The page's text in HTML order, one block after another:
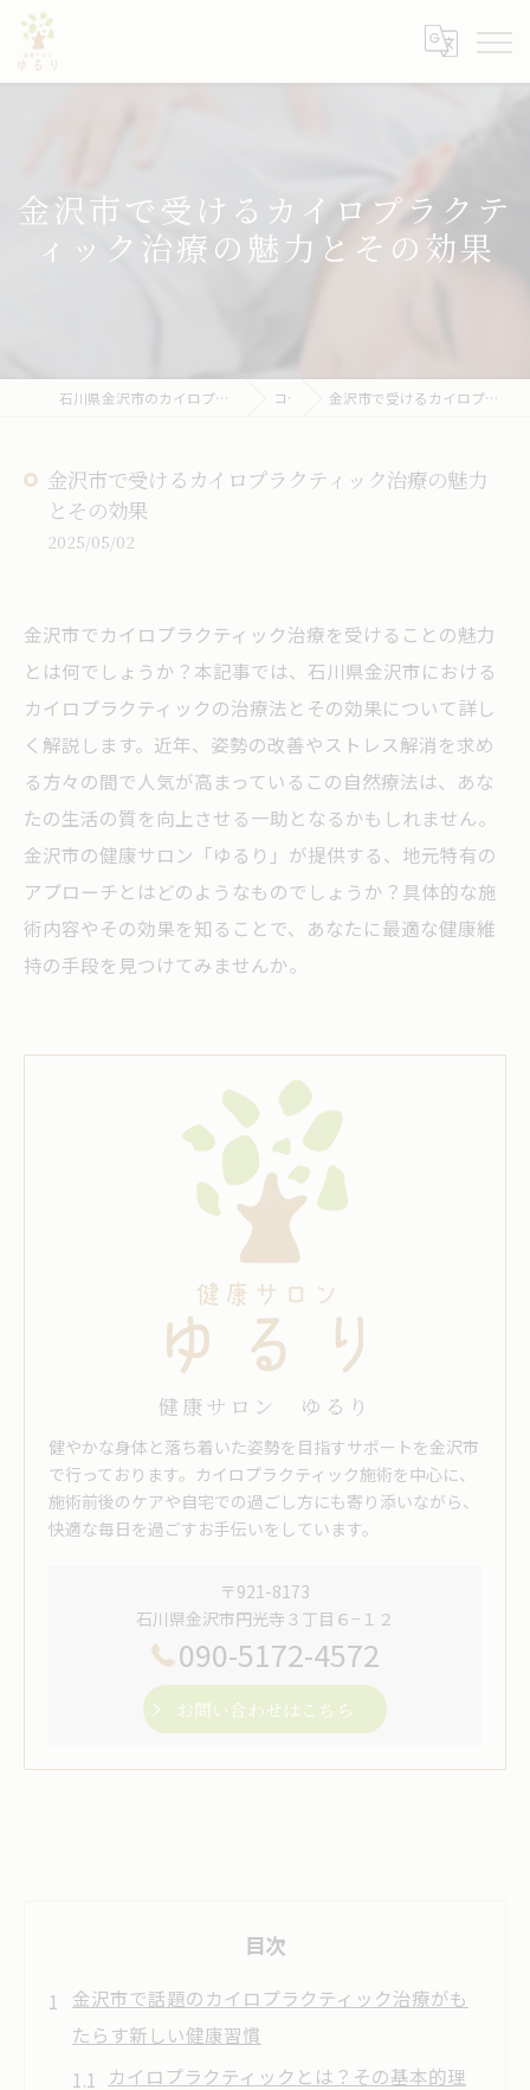
金沢市で受けるカイロプラクテ
ィック治療の魅力とその効果
石川県金沢市のカイロプラクティックなら健康サロン ゆるり コラム 金沢市で受けるカイロプラクティック治療の魅力とその効果
金沢市で受けるカイロプラクティック治療の魅力
とその効果
2025/05/02
金沢市でカイロプラクティック治療を受けることの魅力
とは何でしょうか？本記事では、石川県金沢市における
カイロプラクティックの治療法とその効果について詳し
く解説します。近年、姿勢の改善やストレス解消を求め
る方々の間で人気が高まっているこの自然療法は、あな
たの生活の質を向上させる一助となるかもしれません。
金沢市の健康サロン「ゆるり」が提供する、地元特有の
アプローチとはどのようなものでしょうか？具体的な施
術内容やその効果を知ることで、あなたに最適な健康維
持の手段を見つけてみませんか。
健康サロン ゆるり
健やかな身体と落ち着いた姿勢を目指すサポートを金沢市
で行っております。カイロプラクティック施術を中心に、
施術前後のケアや自宅での過ごし方にも寄り添いながら、
快適な毎日を過ごすお手伝いをしています。
〒921-8173
石川県金沢市円光寺３丁目６−１２
090-5172-4572
お問い合わせはこちら
目次
金沢市で話題のカイロプラクティック治療がも
たらす新しい健康習慣
カイロプラクティックとは？その基本的理